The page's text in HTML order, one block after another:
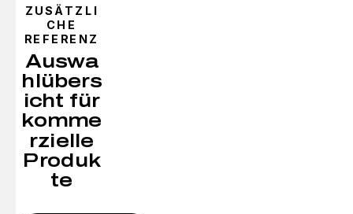
ZUSÄTZLI
CHE
REFERENZ
Auswa
hlübers
icht für
komme
rzielle
Produk
te